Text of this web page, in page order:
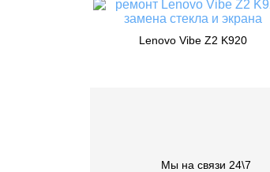
Lenovo Vibe Z2 K920
Мы на связи 24\7